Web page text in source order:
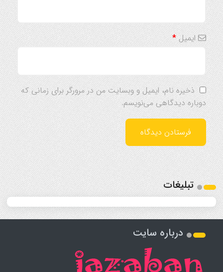
ایمیل*
ذخیره نام، ایمیل و وبسایت من در مرورگر برای زمانی که
دوباره دیدگاهی می‌نویسم.
تبلیغات
درباره سایت